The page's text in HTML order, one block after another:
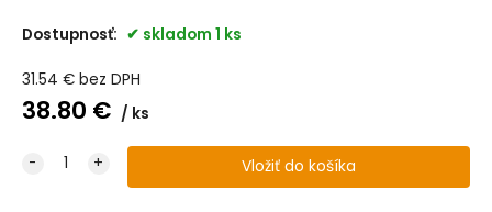
Dostupnosť: skladom 1 ks
31.54 € bez DPH
38.80 € ks